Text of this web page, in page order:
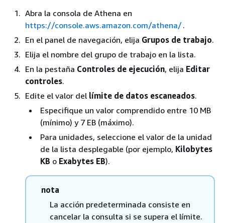
Abra la consola de Athena en
https://console.aws.amazon.com/athena/.
En el panel de navegación, elija Grupos de trabajo.
Elija el nombre del grupo de trabajo en la lista.
En la pestaña Controles de ejecución, elija Editar
controles.
Edite el valor del límite de datos escaneados.
Especifique un valor comprendido entre 10 MB
(mínimo) y 7 EB (máximo).
Para unidades, seleccione el valor de la unidad
de la lista desplegable (por ejemplo, Kilobytes
KB o Exabytes EB).
nota
La acción predeterminada consiste en
cancelar la consulta si se supera el límite.